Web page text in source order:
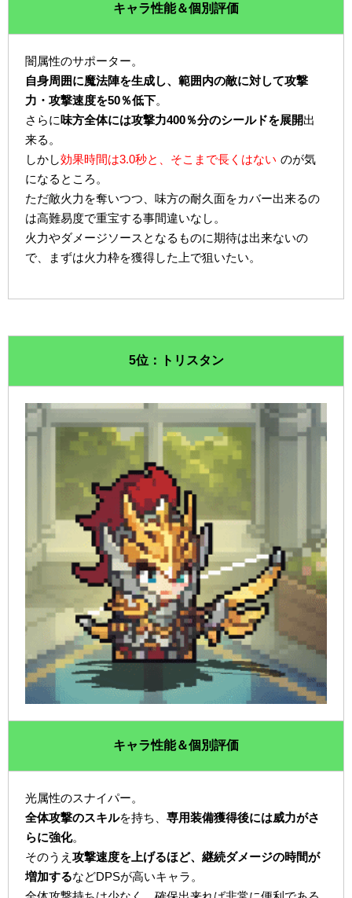
キャラ性能＆個別評価
闇属性のサポーター。
自身周囲に魔法陣を生成し、範囲内の敵に対して攻撃
力・攻撃速度を50％低下。
さらに味方全体には攻撃力400％分のシールドを展開出
来る。
しかし効果時間は3.0秒と、そこまで長くはない のが気
になるところ。
ただ敵火力を奪いつつ、味方の耐久面をカバー出来るの
は高難易度で重宝する事間違いなし。
火力やダメージソースとなるものに期待は出来ないの
で、まずは火力枠を獲得した上で狙いたい。
5位：トリスタン
キャラ性能＆個別評価
光属性のスナイパー。
全体攻撃のスキルを持ち、専用装備獲得後には威力がさ
らに強化。
そのうえ攻撃速度を上げるほど、継続ダメージの時間が
増加するなどDPSが高いキャラ。